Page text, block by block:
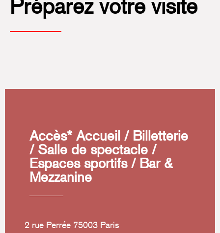
Préparez votre visite
Accès* Accueil / Billetterie
/ Salle de spectacle /
Espaces sportifs / Bar &
Mezzanine
2 rue Perrée 75003 Paris